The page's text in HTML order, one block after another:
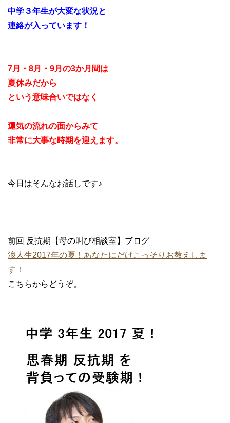
中学３年生が大変な状況と
連絡が入っています！
7月・8月・9月の3か月間は
夏休みだから
という意味合いではなく
運気の流れの面からみて
非常に大事な時期を迎えます。
今日はそんなお話しです♪
前回 反抗期【母の叫び相談室】ブログ
浪人生2017年の夏！あなたにだけこっそりお教えしま
す！
こちらからどうぞ。